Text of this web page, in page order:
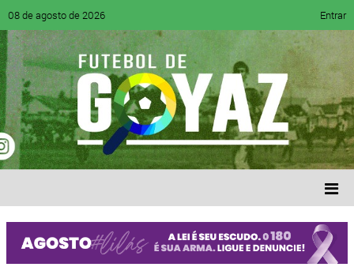
08 de agosto de 2026 Entrar